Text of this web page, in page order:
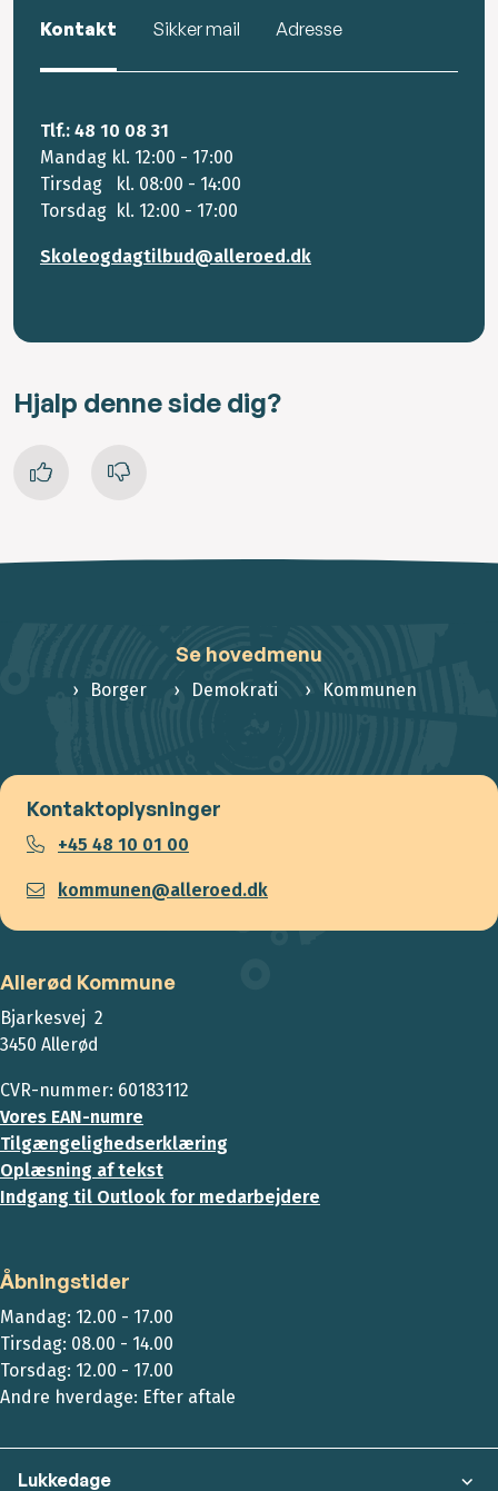
Kontakt Sikker mail Adresse
Tlf.: 48 10 08 31
Mandag kl. 12:00 - 17:00
Tirsdag kl. 08:00 - 14:00
Torsdag kl. 12:00 - 17:00
Skoleogdagtilbud@alleroed.dk
Hjalp denne side dig?
Se hovedmenu
Borger Demokrati Kommunen
Kontaktoplysninger
+45 48 10 01 00
kommunen@alleroed.dk
Allerød Kommune
Bjarkesvej 2
3450 Allerød
CVR-nummer: 60183112
Vores EAN-numre
Tilgængelighedserklæring
Oplæsning af tekst
Indgang til Outlook for medarbejdere
Åbningstider
Mandag: 12.00 - 17.00
Tirsdag: 08.00 - 14.00
Torsdag: 12.00 - 17.00
Andre hverdage: Efter aftale
Lukkedage